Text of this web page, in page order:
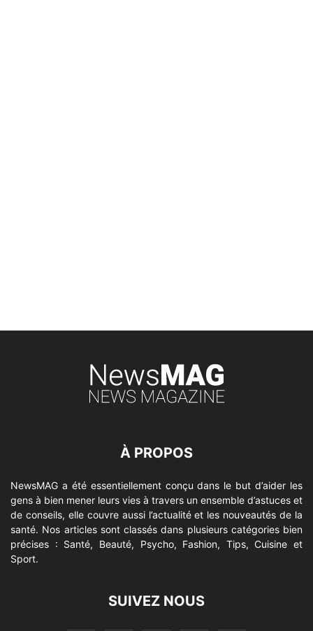
À PROPOS
NewsMAG a été essentiellement conçu dans le but d’aider les
gens à bien mener leurs vies à travers un ensemble d’astuces et
de conseils, elle couvre aussi l’actualité et les nouveautés de la
santé. Nos articles sont classés dans plusieurs catégories bien
précises : Santé, Beauté, Psycho, Fashion, Tips, Cuisine et
Sport.
SUIVEZ NOUS